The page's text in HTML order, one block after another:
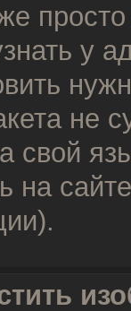
у
не
свой
на